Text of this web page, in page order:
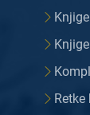
Retke